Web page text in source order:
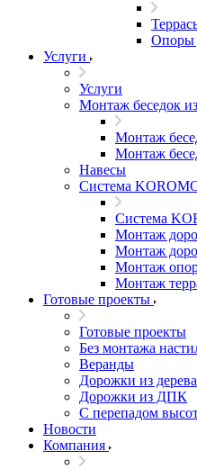
Опоры
Услуги
Услуги
Монтаж беседок
Монтаж
Монтаж
Навесы
Система
Система
Монтаж
Монтаж
Монтаж опор
Монтаж
Готовые проекты
Готовые проекты
Без монтажа
Веранды
Дорожки из дерева
Дорожки из ДПК
С перепадом
Новости
Компания